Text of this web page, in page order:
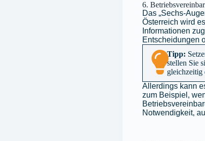
6.
Das „Sechs-
Österreich wird
Informationen
Entscheidungen
Tipp:
stellen Sie
gleichzeitig
Allerdings kann
zum Beispiel,
Notwendigkeit,